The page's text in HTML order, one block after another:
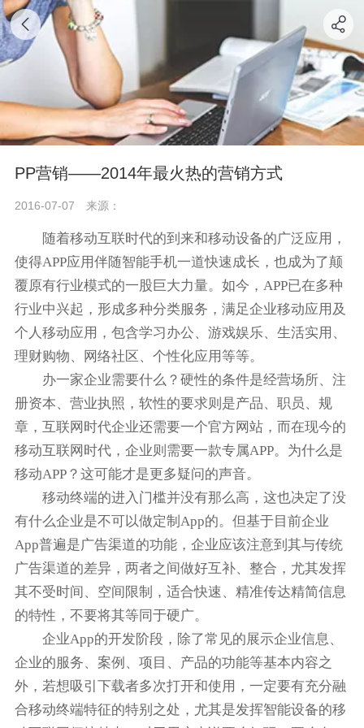
PP营销——2014年最火热的营销方式
2016-07-07 来源：
随着移动互联时代的到来和移动设备的广泛应用，
使得APP应用伴随智能手机一道快速成长，也成为了颠
覆原有行业模式的一股巨大力量。如今，APP已在多种
行业中兴起，形成多种分类服务，满足企业移动应用及
个人移动应用，包含学习办公、游戏娱乐、生活实用、
理财购物、网络社区、个性化应用等等。
办一家企业需要什么？硬性的条件是经营场所、注
册资本、营业执照，软性的要求则是产品、职员、规
章，互联网时代企业还需要一个官方网站，而在现今的
移动互联网时代，企业则需要一款专属APP。为什么是
移动APP？这可能才是更多疑问的声音。
移动终端的进入门槛并没有那么高，这也决定了没
有什么企业是不可以做定制App的。但基于目前企业
App普遍是广告渠道的功能，企业应该注意到其与传统
广告渠道的差异，两者之间做好互补、整合，尤其发挥
其不受时间、空间限制，适合快速、精准传达精简信息
的特性，不要将其等同于硬广。
企业App的开发阶段，除了常见的展示企业信息、
企业的服务、案例、项目、产品的功能等基本内容之
外，若想吸引下载者多次打开和使用，一定要有充分融
合移动终端特征的特别之处，尤其是发挥智能设备的移